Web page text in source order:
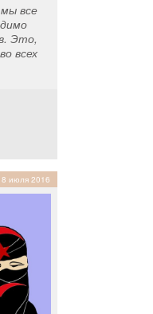
все
Это,
всех
июля 2016